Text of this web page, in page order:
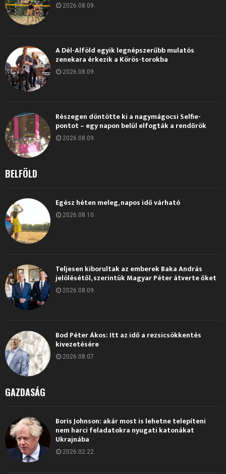
2026.08.09.
A Dél-Alföld egyik legnépszerűbb mulatós
zenekara érkezik a Körös-torokba
2026.08.09.
Részegen döntötte ki a nagymágocsi Selfie-
pontot – egy napon belül elfogták a rendőrök
2026.08.09.
BELFÖLD
Egész héten meleg, napos idő várható
2026.08.10.
Teljesen kiborultak az emberek Baka András
jelölésétől, szerintük Magyar Péter átverte őket
2026.08.09.
Bod Péter Ákos: Itt az idő a rezsicsökkentés
kivezetésére
2026.08.07.
GAZDASÁG
Boris Johnson: akár most is lehetne telepíteni
nem harci feladatokra nyugati katonákat
Ukrajnába
2026.02.22.